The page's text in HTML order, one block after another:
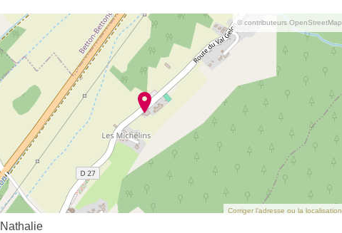
© contributeurs OpenStreetMap
Corriger l’adresse ou la localisation